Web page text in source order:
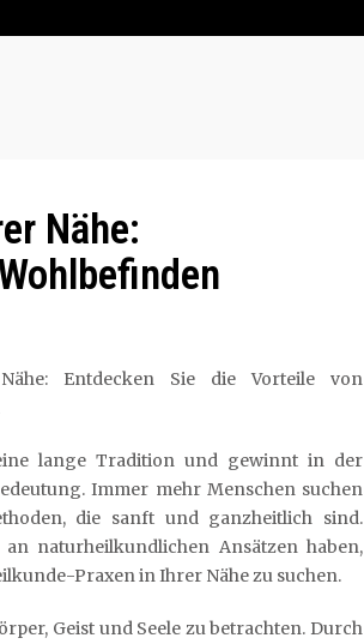
Nähe:
Entdecken Sie die Vorteile von
lange Tradition und gewinnt in der
Immer mehr Menschen suchen
die sanft und ganzheitlich sind.
naturheilkundlichen Ansätzen haben,
Praxen in Ihrer Nähe zu suchen.
Geist und Seele zu betrachten. Durch